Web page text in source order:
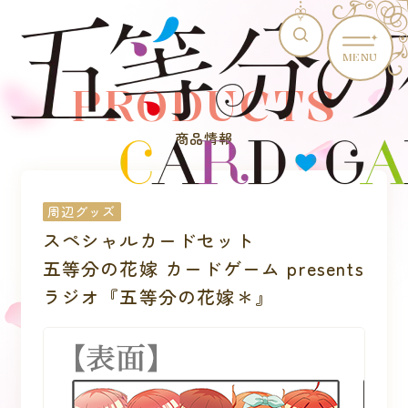
MENU
PRODUCTS
商品情報
周辺グッズ
スペシャルカードセット
五等分の花嫁 カードゲーム presents
ラジオ『五等分の花嫁＊』